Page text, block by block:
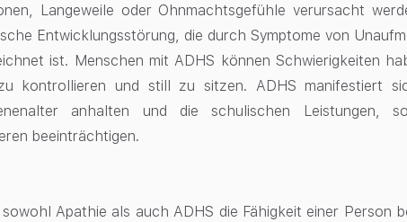
Langeweile oder Ohnmachtsgefühle verursacht
Entwicklungsstörung, die durch Symptome von
ist. Menschen mit ADHS können Schwierigkeiten
kontrollieren und still zu sitzen. ADHS manifestiert
anhalten und die schulischen Leistungen,
beeinträchtigen.
sowohl Apathie als auch ADHS die Fähigkeit einer Person